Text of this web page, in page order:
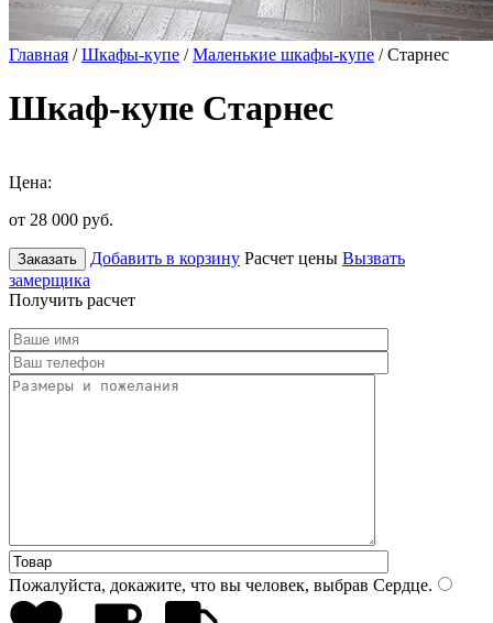
Главная /Шкафы-купе /Маленькие шкафы-купе / Старнес
Шкаф-купе Старнес
Цена:
от 28 000 руб.
Заказать Добавить в корзину Расчет цены Вызвать
замерщика
Получить расчет
Пожалуйста, докажите, что вы человек, выбрав Сердце.